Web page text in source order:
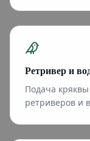
Ретривер и
Подача
ретриверов и